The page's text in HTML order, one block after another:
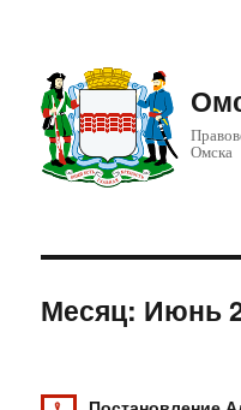
Омска
Месяц: Июнь